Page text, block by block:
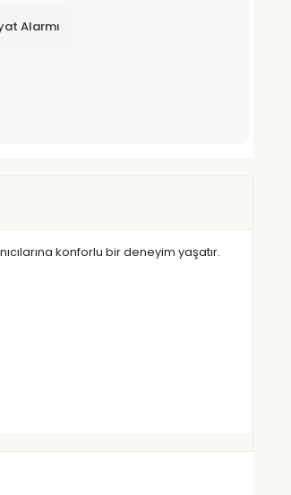
Alarmı
konforlu bir deneyim yaşatır.